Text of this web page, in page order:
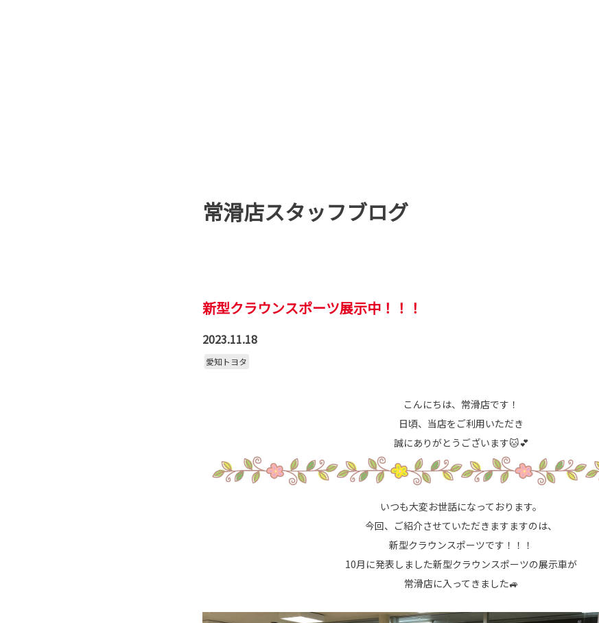
常滑店スタッフブログ
新型クラウンスポーツ展示中！！！
2023.11.18
愛知トヨタ
こんにちは、常滑店です！
日頃、当店をご利用いただき
誠にありがとうございます🐱💕
いつも大変お世話になっております。
今回、ご紹介させていただきますますのは、
新型クラウンスポーツです！！！
10月に発表しました新型クラウンスポーツの展示車が
常滑店に入ってきました🚙